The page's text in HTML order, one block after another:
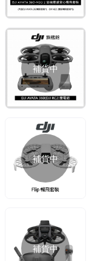
補貨中
補貨中
補貨中